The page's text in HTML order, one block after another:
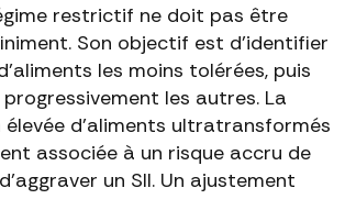
restrictif ne doit pas être
Son objectif est d'identifier
les moins tolérées, puis
les autres. La
d'aliments ultratransformés
associée à un risque accru de
un SII. Un ajustement